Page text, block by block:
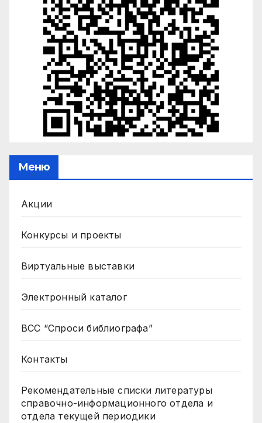
Меню
Акции
Конкурсы и проекты
Виртуальные выставки
Электронный каталог
ВСС “Спроси библиографа”
Контакты
Рекомендательные списки литературы
справочно-информационного отдела и
отдела текущей периодики